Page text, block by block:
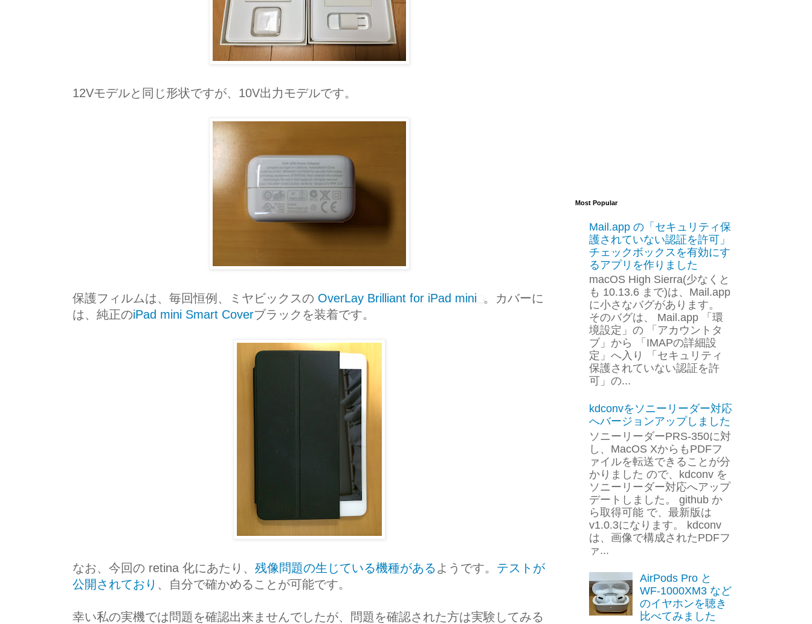
12Vモデルと同じ形状ですが、10V出力モデルです。
保護フィルムは、毎回恒例、ミヤビックスの OverLay Brilliant for iPad mini 。カバーに
は、純正のiPad mini Smart Coverブラックを装着です。
なお、今回の retina 化にあたり、 残像問題の生じている機種がある ようです。 テストが
公開されており 、自分で確かめることが可能です。
幸い私の実機では問題を確認出来ませんでしたが、問題を確認された方は実験してみる
Most Popular
Mail.app の「セキュリティ保
護されていない認証を許可」
チェックボックスを有効にす
るアプリを作りました
macOS High Sierra(少なくと
も 10.13.6 まで)は、Mail.app
に小さなバグがあります。
そのバグは、 Mail.app 「環
境設定」の 「アカウントタ
ブ」から 「IMAPの詳細設
定」へ入り 「セキュリティ
保護されていない認証を許
可」の...
kdconvをソニーリーダー対応
へバージョンアップしました
ソニーリーダーPRS-350に対
し、MacOS XからもPDFフ
ァイルを転送できることが分
かりました ので、kdconv を
ソニーリーダー対応へアップ
デートしました。 github か
ら取得可能 で、最新版は
v1.0.3になります。 kdconv
は、画像で構成されたPDFフ
ァ...
AirPods Pro と
WF-1000XM3 など
のイヤホンを聴き
比べてみました